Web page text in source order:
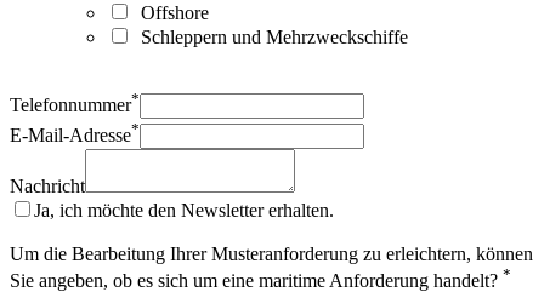
Offshore
Schleppern und Mehrzweckschiffe
Telefonnummer*
E-Mail-Adresse*
Nachricht
Ja, ich möchte den Newsletter erhalten.
Um die Bearbeitung Ihrer Musteranforderung zu erleichtern, können
Sie angeben, ob es sich um eine maritime Anforderung handelt? *